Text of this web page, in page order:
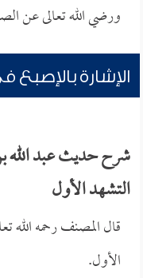
ورضي الله تعالى عن
الإشارة بالإصبع
شرح حديث عبد الله
التشهد الأول
قال المصنف رحمه الله
الأول.